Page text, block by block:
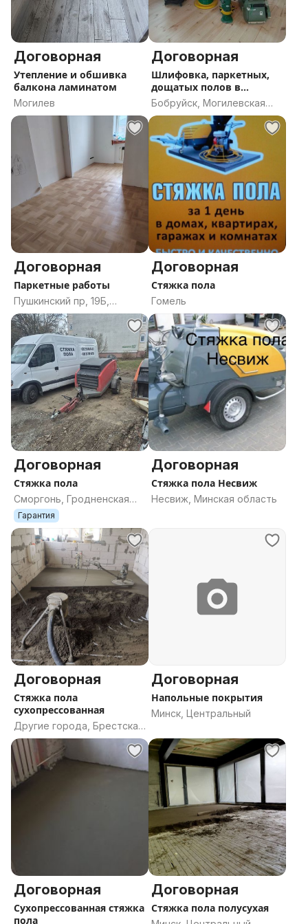
Договорная
Утепление и обшивка
балкона ламинатом
Могилев
Договорная
Шлифовка, паркетных,
дощатых полов в
Бобруйске
Бобруйск, Могилевская
область
Договорная
Паркетные работы
Пушкинский пр, 19Б,
Могилёв, Могилёвская
область
Договорная
Стяжка пола
Гомель
Договорная
Стяжка пола
Сморгонь, Гродненская
область
Гарантия
Договорная
Стяжка пола Несвиж
Несвиж, Минская область
Договорная
Стяжка пола
сухопрессованная
Другие города, Брестская
область
Договорная
Напольные покрытия
Минск, Центральный
Договорная
Сухопрессованная стяжка
пола
Договорная
Стяжка пола полусухая